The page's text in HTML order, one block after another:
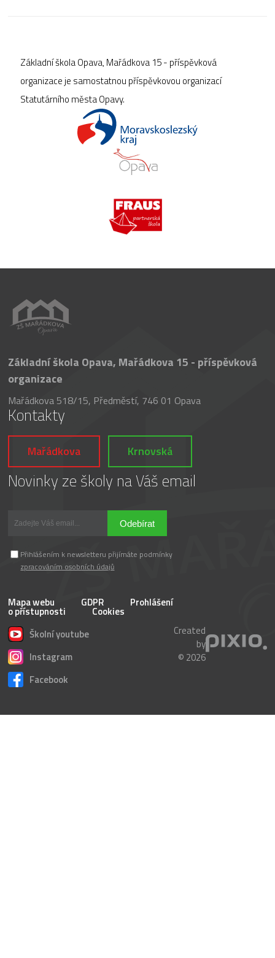
Základní škola Opava, Mařádkova 15 - příspěvková
organizace je samostatnou příspěvkovou organizací
Statutárního města Opavy.
Základní škola Opava, Mařádkova 15 - příspěvková
organizace
Mařádkova 518/15, Předměstí, 746 01 Opava
Kontakty
Mařádkova Krnovská
Novinky ze školy na Váš email
Odebírat
Přihlášením k newsletteru přijímáte podmínky
zpracováním osobních údajů
Mapa webu GDPR Prohlášení
o přístupnosti
Cookies
Školní youtube
Instagram
Facebook
Created
by
© 2026